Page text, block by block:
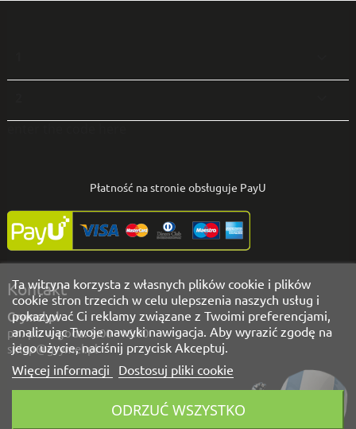
Ta witryna korzysta z własnych plików cookie i plików
cookie stron trzecich w celu ulepszenia naszych usług i
pokazywać Ci reklamy związane z Twoimi preferencjami,
analizując Twoje nawyki nawigacja. Aby wyrazić zgodę na
jego użycie, naciśnij przycisk Akceptuj.
Więcej informacji
Dostosuj pliki cookie
ODRZUĆ WSZYSTKO
Płatność na stronie obsługuje PayU
Kontakt
Grymel.pl
pn.-pt. w godz. 9:00 - 16:00
sklep@grymel.pl
Masz pytania?
Zadzwoń!